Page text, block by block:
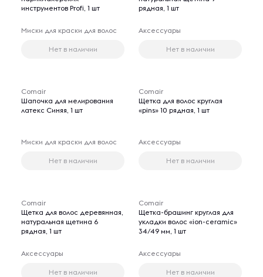
инструментов Profi, 1 шт
Миски для краски для волос
Нет в наличии
рядная, 1 шт
Аксессуары
Нет в наличии
Comair
Шапочка для мелирования
латекс Синяя, 1 шт
Миски для краски для волос
Нет в наличии
Comair
Щетка для волос круглая
«pins» 10 рядная, 1 шт
Аксессуары
Нет в наличии
Comair
Щетка для волос деревянная,
натуральная щетина 6
рядная, 1 шт
Аксессуары
Нет в наличии
Comair
Щетка-брашинг круглая для
укладки волос «ion-ceramic»
34/49 мм, 1 шт
Аксессуары
Нет в наличии